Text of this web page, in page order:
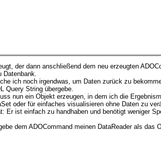
der dann anschließend dem neu erzeugten
Datenbank.
ich noch irgendwas, um Daten zurück zu
Query String übergebe.
nun ein Objekt erzeugen, in dem ich die
oder für einfaches visualisieren ohne Daten zu
Er ist einfach zu handhaben und benötigt weniger
dem ADOCommand meinen DataReader als das